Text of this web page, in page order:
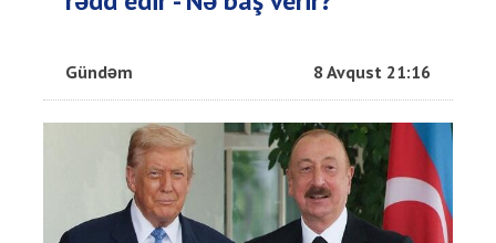
Gündəm 8 Avqust 21:16